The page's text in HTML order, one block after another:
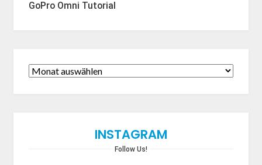
GoPro Omni Tutorial
INSTAGRAM
Follow Us!